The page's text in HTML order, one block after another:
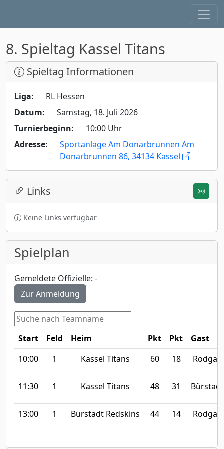
8. Spieltag Kassel Titans
Spieltag Informationen
Liga:
RL Hessen
Datum:
Samstag, 18. Juli 2026
Turnierbeginn:
10:00 Uhr
Adresse:
Sportanlage Am Donarbrunnen Am
Donarbrunnen 86, 34134 Kassel
Links
Keine Links verfügbar
Spielplan
Gemeldete Offizielle: -
Zur Anmeldung
Start Feld Heim Pkt Pkt
Gast
10:00
1 Kassel Titans 60 18
11:30 1 Kassel Titans 48 31
13:00 1 Bürstadt Redskins 44 14